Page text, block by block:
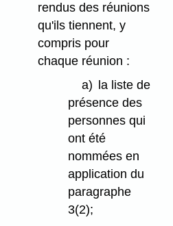
rendus des réunions
qu'ils tiennent, y
compris pour
chaque réunion :
a)
la liste de
présence des
personnes qui
ont été
nommées en
application du
paragraphe
3(2);